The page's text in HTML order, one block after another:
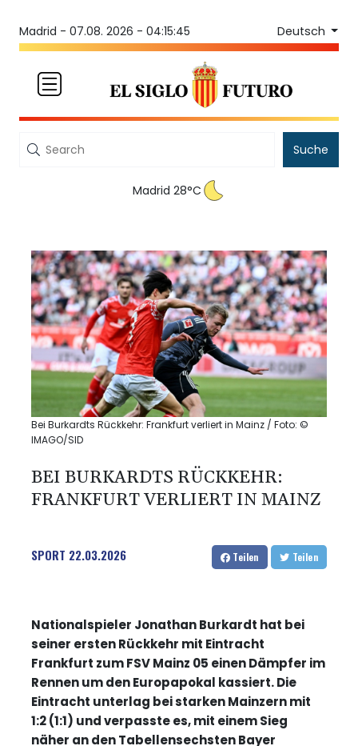
Madrid - 07.08. 2026 - 04:15:45 Deutsch
Suche
Madrid 28°C
Bei Burkardts Rückkehr: Frankfurt verliert in Mainz / Foto: ©
IMAGO/SID
BEI BURKARDTS RÜCKKEHR:
FRANKFURT VERLIERT IN MAINZ
SPORT 22.03.2026 Teilen Teilen
Nationalspieler Jonathan Burkardt hat bei
seiner ersten Rückkehr mit Eintracht
Frankfurt zum FSV Mainz 05 einen Dämpfer im
Rennen um den Europapokal kassiert. Die
Eintracht unterlag bei starken Mainzern mit
1:2 (1:1) und verpasste es, mit einem Sieg
näher an den Tabellensechsten Bayer